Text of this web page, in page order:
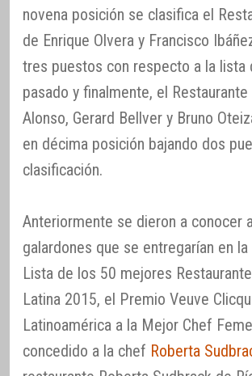
novena posición se clasifica el
de Enrique Olvera y Francisco
tres puestos con respecto a la lista
pasado y finalmente, el
Alonso, Gerard Bellver y Bruno
en décima posición bajando dos
clasificación.
Anteriormente se dieron a conocer
galardones que se entregarían en
Lista de los 50 mejores
Latina 2015, el Premio Veuve
Latinoamérica a la Mejor Chef
concedido a la chef Roberta